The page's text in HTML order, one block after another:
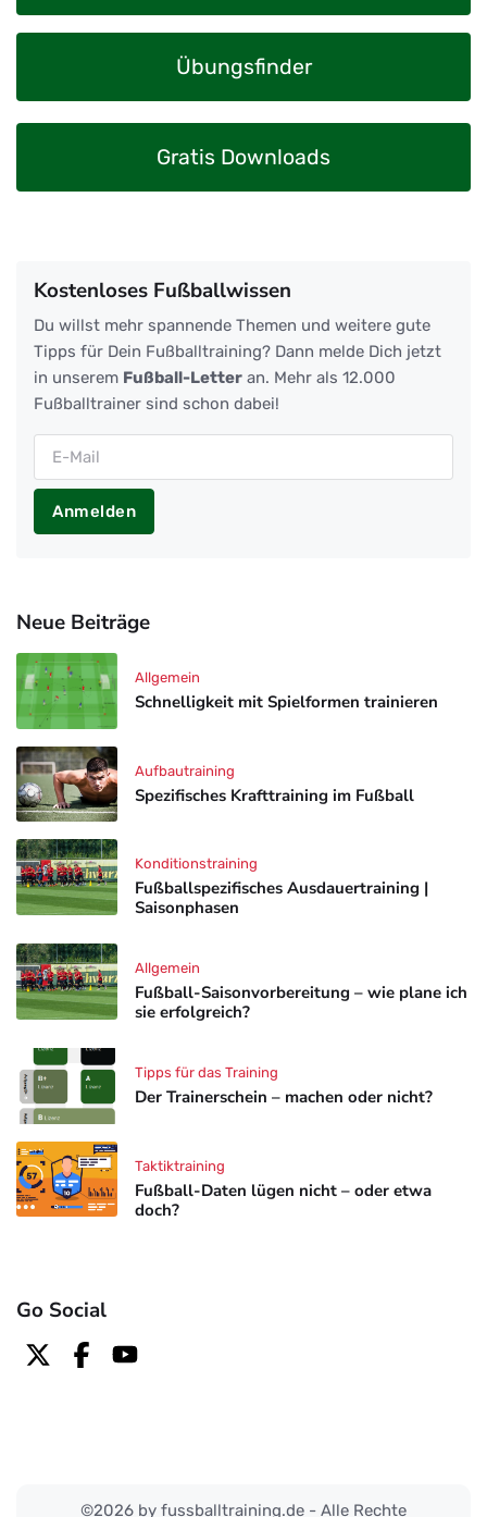
Übungsfinder
Gratis Downloads
Kostenloses Fußballwissen
Du willst mehr spannende Themen und weitere gute
Tipps für Dein Fußballtraining? Dann melde Dich jetzt
in unserem Fußball-Letter an. Mehr als 12.000
Fußballtrainer sind schon dabei!
Anmelden
Neue Beiträge
Schnelligkeit mit Spielformen trainieren
Allgemein
Spezifisches Krafttraining im Fußball
Aufbautraining
Fußballspezifisches Ausdauertraining |
Saisonphasen
Konditionstraining
Fußball-Saisonvorbereitung – wie plane ich
sie erfolgreich?
Allgemein
Der Trainerschein – machen oder nicht?
Tipps für das Training
Fußball-Daten lügen nicht – oder etwa
doch?
Taktiktraining
Go Social
©2026 by fussballtraining.de - Alle Rechte